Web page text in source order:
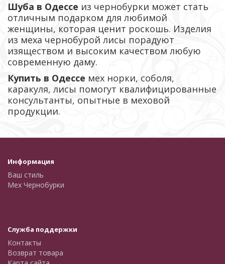
Шуба в Одессе из чернобурки может стать
отличным подарком для любимой
женщины, которая ценит роскошь. Изделия
из меха чернобурой лисы порадуют
изяществом и высоким качеством любую
современную даму.
Купить в Одессе мех норки, соболя,
каракуля, лисы помогут квалифицированные
консультанты, опытные в меховой
продукции.
Информация
Ваш стиль
Мех Чернобурки
Служба поддержки
Контакты
Возврат товара